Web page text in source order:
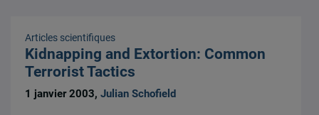
Articles scientifiques
Kidnapping and Extortion: Common
Terrorist Tactics
1 janvier 2003,Julian Schofield